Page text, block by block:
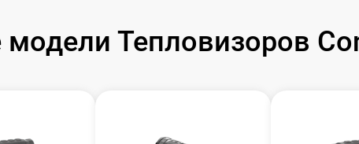
от 60 мин
от 60 мин
Тепловизоров